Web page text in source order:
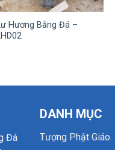
Hương Bằng Đá –
Đá
DANH MỤC
Tượng Phật Giáo